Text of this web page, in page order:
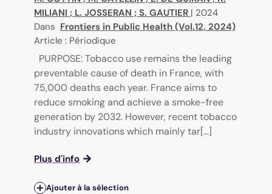
MILIANI ; L. JOSSERAN ; S. GAUTIER | 2024
Dans Frontiers in Public Health (Vol.12, 2024)
Article : Périodique
PURPOSE: Tobacco use remains the leading
preventable cause of death in France, with
75,000 deaths each year. France aims to
reduce smoking and achieve a smoke-free
generation by 2032. However, recent tobacco
industry innovations which mainly tar[...]
Plus d'info
Ajouter à la sélection